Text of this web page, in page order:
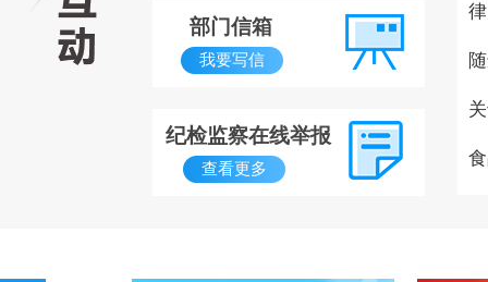
部门信箱
我要写信
纪检监察在线举报
查看更多